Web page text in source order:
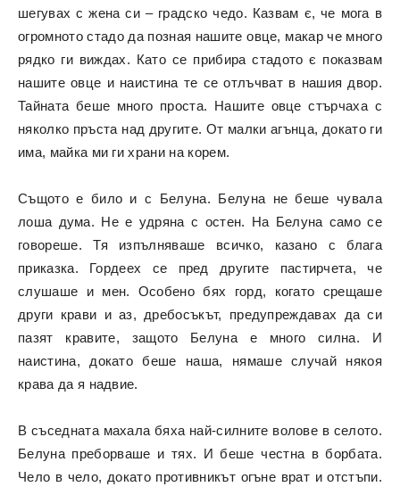
шегувах с жена си – градско чедо. Казвам є, че мога в
огромното стадо да позная нашите овце, макар че много
рядко ги виждах. Като се прибира стадото є показвам
нашите овце и наистина те се отлъчват в нашия двор.
Тайната беше много проста. Нашите овце стърчаха с
няколко пръста над другите. От малки агънца, докато ги
има, майка ми ги храни на корем.
Същото е било и с Белуна. Белуна не беше чувала
лоша дума. Не е удряна с остен. На Белуна само се
говореше. Тя изпълняваше всичко, казано с блага
приказка. Гордеех се пред другите пастирчета, че
слушаше и мен. Особено бях горд, когато срещаше
други крави и аз, дребосъкът, предупреждавах да си
пазят кравите, защото Белуна е много силна. И
наистина, докато беше наша, нямаше случай някоя
крава да я надвие.
В съседната махала бяха най-силните волове в селото.
Белуна преборваше и тях. И беше честна в борбата.
Чело в чело, докато противникът огъне врат и отстъпи.